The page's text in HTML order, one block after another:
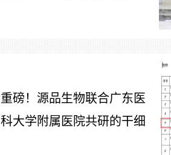
重磅！源品生物联合广东医
科大学附属医院共研的干细